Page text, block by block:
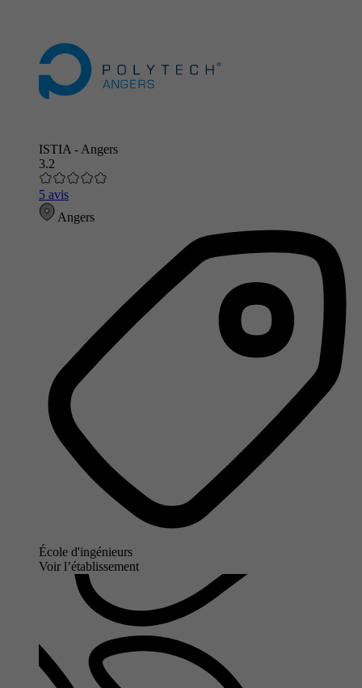
ISTIA - Angers
3.2
5 avis
Angers
École d'ingénieurs
Voir l’établissement